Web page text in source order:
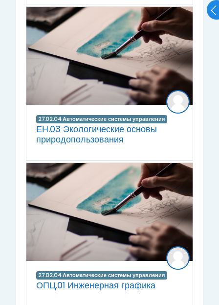
27.02.04 Автоматические системы управления
ЕН.03 Экологические основы
природопользования
27.02.04 Автоматические системы управления
ОПЦ.01 Инженерная графика